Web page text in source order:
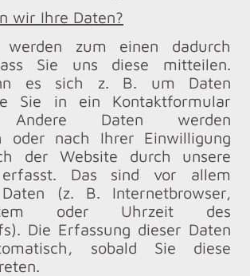
wir Ihre Daten?
zum einen dadurch
Sie uns diese mitteilen.
es sich z. B. um Daten
Sie in ein Kontaktformular
Andere Daten werden
oder nach Ihrer Einwilligung
der Website durch unsere
erfasst. Das sind vor allem
(z. B. Internetbrowser,
oder Uhrzeit des
Die Erfassung dieser Daten
sobald Sie diese